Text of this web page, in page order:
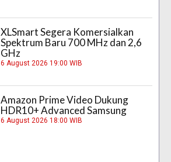
XLSmart Segera Komersialkan
Spektrum Baru 700 MHz dan 2,6
GHz
6 August 2026 19:00 WIB
Amazon Prime Video Dukung
HDR10+ Advanced Samsung
6 August 2026 18:00 WIB